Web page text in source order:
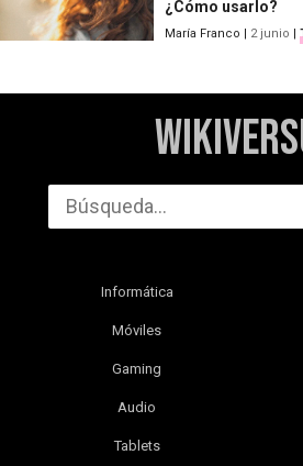
¿Cómo usarlo?
María Franco | 2 junio |
Informática
Móviles
Gaming
Audio
Tablets